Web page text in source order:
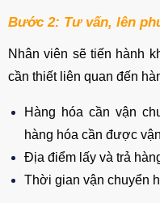
Bước 2: Tư vấn, lên
Nhân viên sẽ tiến hành
cần thiết liên quan đến
Hàng hóa cần vận
hàng hóa cần được
Địa điểm lấy và trả
Thời gian vận chuyển